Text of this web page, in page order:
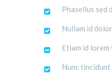
Phasellus sed
Nullam id
Etiam id lorem
Nunc